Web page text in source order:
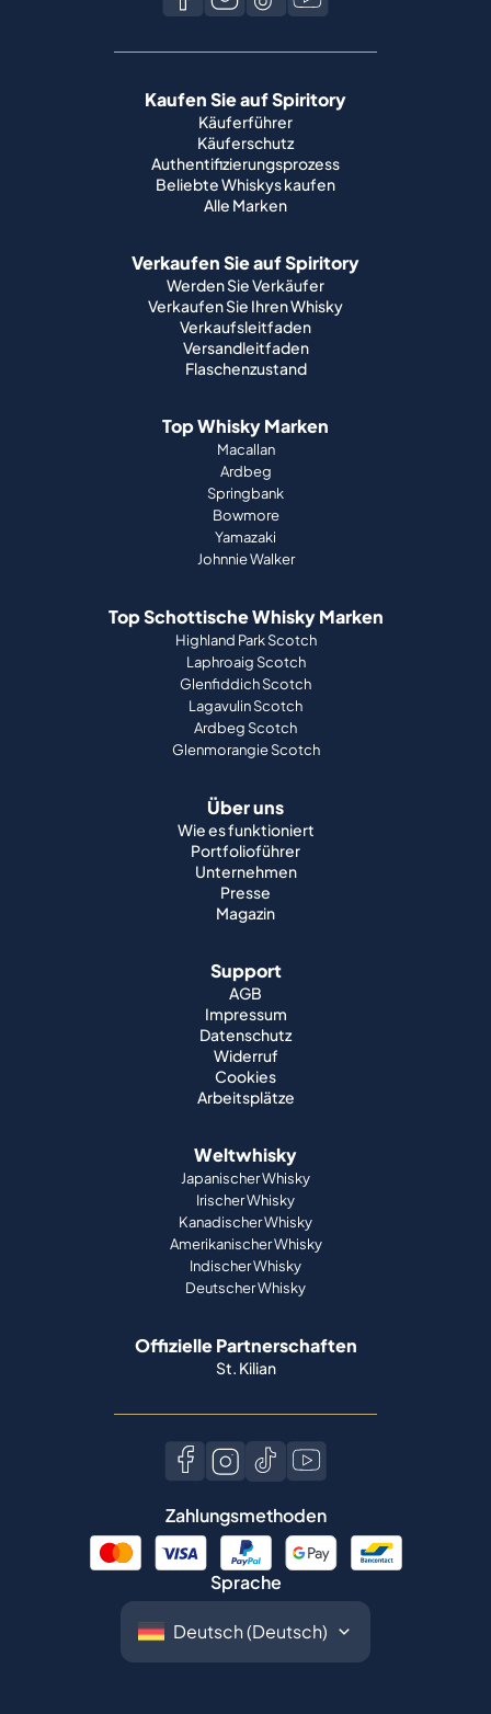
Kaufen Sie auf Spiritory
Käuferführer
Käuferschutz
Authentifizierungsprozess
Beliebte Whiskys kaufen
Alle Marken
Verkaufen Sie auf Spiritory
Werden Sie Verkäufer
Verkaufen Sie Ihren Whisky
Verkaufsleitfaden
Versandleitfaden
Flaschenzustand
Top Whisky Marken
Macallan
Ardbeg
Springbank
Bowmore
Yamazaki
Johnnie Walker
Top Schottische Whisky Marken
Highland Park Scotch
Laphroaig Scotch
Glenfiddich Scotch
Lagavulin Scotch
Ardbeg Scotch
Glenmorangie Scotch
Über uns
Wie es funktioniert
Portfolioführer
Unternehmen
Presse
Magazin
Support
AGB
Impressum
Datenschutz
Widerruf
Cookies
Arbeitsplätze
Weltwhisky
Japanischer Whisky
Irischer Whisky
Kanadischer Whisky
Amerikanischer Whisky
Indischer Whisky
Deutscher Whisky
Offizielle Partnerschaften
St. Kilian
Zahlungsmethoden
Sprache